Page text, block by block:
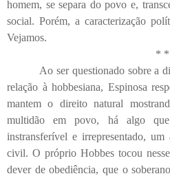
homem, se separa do povo e,
social. Porém, a caracterização
Vejamos.
*
Ao ser questionado sobre a
relação à hobbesiana, Espinosa
mantem o direito natural
multidão em povo, há algo
instransferível e irrepresentado,
civil. O próprio Hobbes tocou
dever de obediência, que o